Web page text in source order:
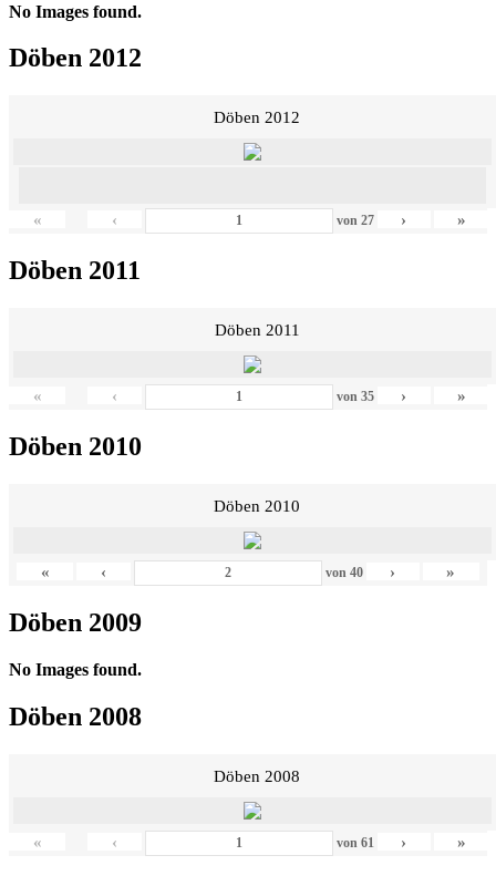
No Images found.
Döben 2012
Döben 2012
« ‹ von 27 › »
Döben 2011
Döben 2011
« ‹ von 35 › »
Döben 2010
Döben 2010
« ‹ von 40 › »
Döben 2009
No Images found.
Döben 2008
Döben 2008
« ‹ von 61 › »